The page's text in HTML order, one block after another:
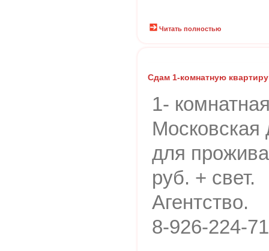
Читать полностью
Сдам 1-комнатную квартиру
1-
Московская
для
руб. + свет.
Агентство.
8-926-224-